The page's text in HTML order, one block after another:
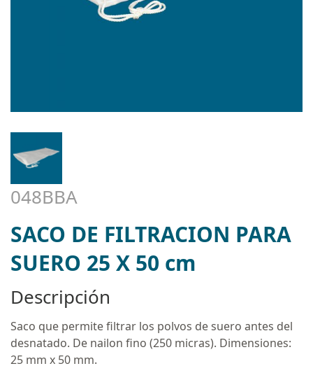
048BBA
SACO DE FILTRACION PARA
SUERO 25 X 50 cm
Descripción
Saco que permite filtrar los polvos de suero antes del
desnatado. De nailon fino (250 micras). Dimensiones:
25 mm x 50 mm.